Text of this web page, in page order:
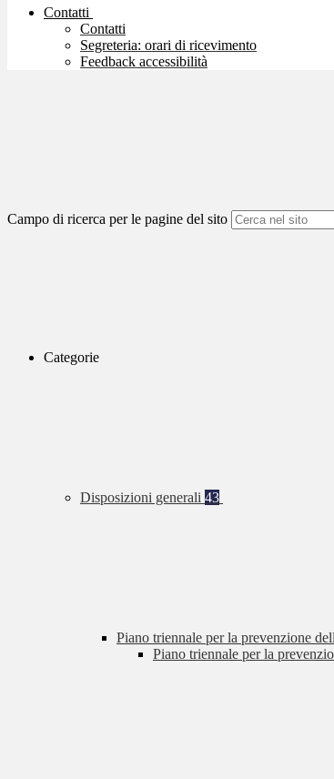
Contatti
Contatti
Segreteria: orari di ricevimento
Feedback accessibilità
Campo di ricerca per le pagine del sito
Categorie
Disposizioni generali 43
Piano triennale per la prevenzione
Piano triennale per la